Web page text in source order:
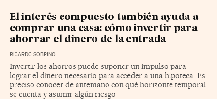
El interés compuesto también ayuda a
comprar una casa: cómo invertir para
ahorrar el dinero de la entrada
RICARDO SOBRINO
Invertir los ahorros puede suponer un impulso para
lograr el dinero necesario para acceder a una hipoteca. Es
preciso conocer de antemano con qué horizonte temporal
se cuenta y asumir algún riesgo